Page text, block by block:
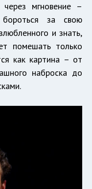
мгновение –
за свою
и знать,
помешать только
как картина – от
наброска до